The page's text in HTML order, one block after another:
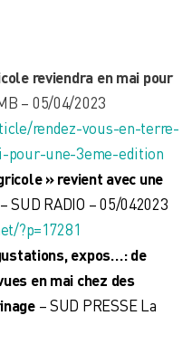
reviendra en mai pour
– 05/04/2023
rendez-vous-en-terre-
pour-une-3eme-edition
» revient avec une
SUD RADIO – 05/042023
?p=17281
expos…: de
en mai chez des
– SUD PRESSE La